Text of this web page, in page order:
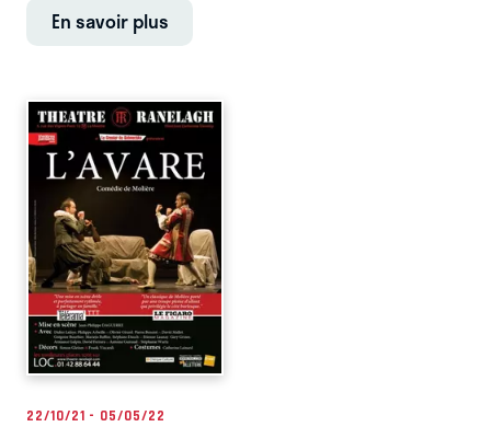
En savoir plus
22/10/21 - 05/05/22